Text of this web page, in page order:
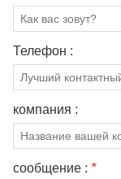
Телефон :
компания :
сообщение : *